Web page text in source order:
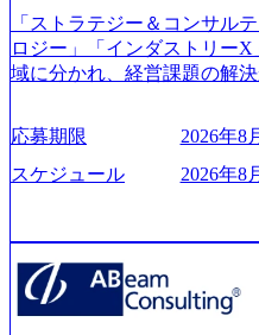
m/@leveragesCh) レバレジ
管理職種編 〜 (https://
UI) レバレジーズで活躍す
来黒字を維持し、急成長中
円を目指す日本にもなかな
ら黒字経営。年間130%成長
527843-d227-4df8-b86c-
age.googleapis.com/our-vision-
es/
200x666.webp 年間100億円
「ストラテジー＆コンサル
ロジー」「インダストリー
域に分かれ、経営課題の解
グ領域からその実行的側面
貫して支援する総合系・IT
において非常に良質な顧客基
手掛けたプロジェクトは「
るグローバル化」「資生堂
ィアン・ウエストウッドの
ンサルティング活動のみな
社「ARISE analytics」を設
応募期限
2026年8
スケジュール
2026年8